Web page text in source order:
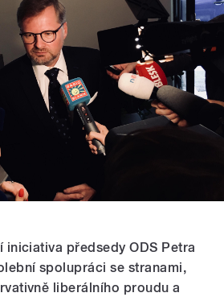
iniciativa předsedy ODS Petra
spolupráci se stranami,
liberálního proudu a